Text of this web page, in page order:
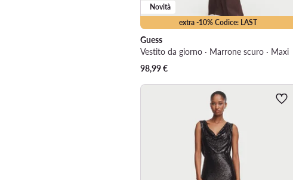
extra -10% Codice: LAST
Novità
Guess
Vestito da giorno · Marrone scuro · Maxi
98,99€